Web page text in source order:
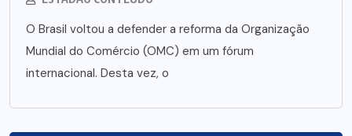
O Brasil voltou a defender a reforma da Organização
Mundial do Comércio (OMC) em um fórum
internacional. Desta vez, o